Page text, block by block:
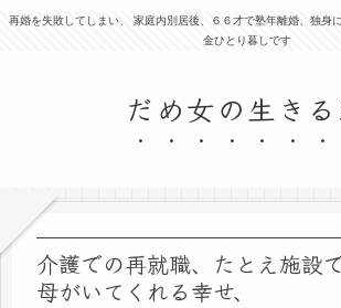
再婚を失敗してしまい、 家庭内別居後、６６才で塾年離婚、独身
金ひとり暮しです
だめ女の生き
介護での再就職、たとえ施設
母がいてくれる幸せ、